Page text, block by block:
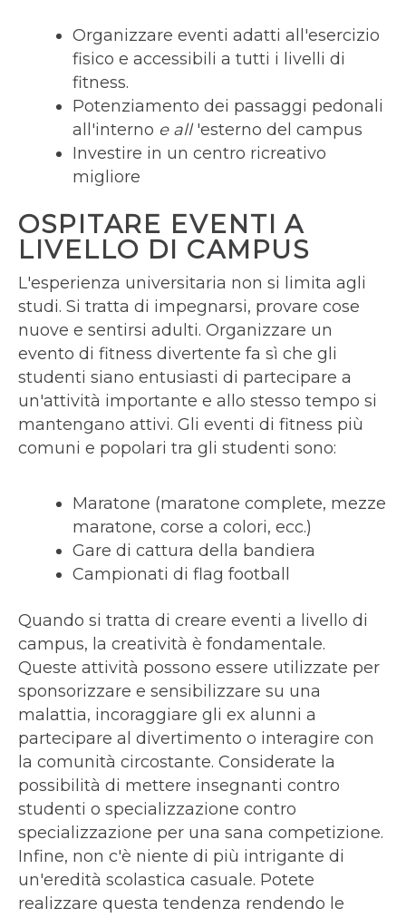
Organizzare eventi adatti all'esercizio
fisico e accessibili a tutti i livelli di
fitness.
Potenziamento dei passaggi pedonali
all'interno e all'esterno del campus
Investire in un centro ricreativo
migliore
OSPITARE EVENTI A
LIVELLO DI CAMPUS
L'esperienza universitaria non si limita agli
studi. Si tratta di impegnarsi, provare cose
nuove e sentirsi adulti. Organizzare un
evento di fitness divertente fa sì che gli
studenti siano entusiasti di partecipare a
un'attività importante e allo stesso tempo si
mantengano attivi. Gli eventi di fitness più
comuni e popolari tra gli studenti sono:
Maratone (maratone complete, mezze
maratone, corse a colori, ecc.)
Gare di cattura della bandiera
Campionati di flag football
Quando si tratta di creare eventi a livello di
campus, la creatività è fondamentale.
Queste attività possono essere utilizzate per
sponsorizzare e sensibilizzare su una
malattia, incoraggiare gli ex alunni a
partecipare al divertimento o interagire con
la comunità circostante. Considerate la
possibilità di mettere insegnanti contro
studenti o specializzazione contro
specializzazione per una sana competizione.
Infine, non c'è niente di più intrigante di
un'eredità scolastica casuale. Potete
realizzare questa tendenza rendendo le